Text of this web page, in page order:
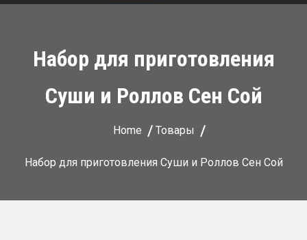
Набор для приготовления
Суши и Роллов Сен Сой
Home Товары
Набор для приготовления Суши и Роллов Сен Сой